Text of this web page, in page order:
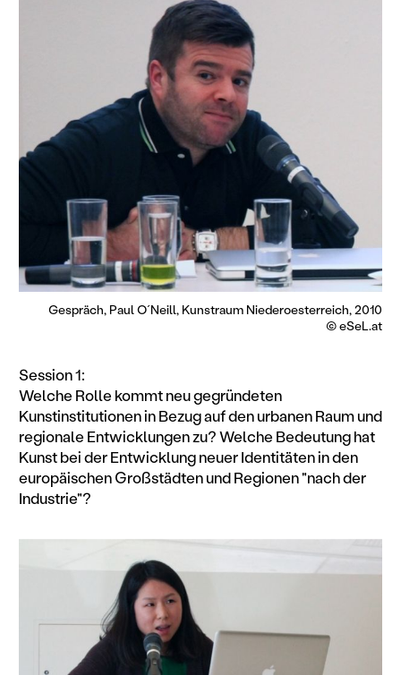
Gespräch, Paul O´Neill, Kunstraum Niederoesterreich, 2010
© eSeL.at
Session 1:
Welche Rolle kommt neu gegründeten
Kunstinstitutionen in Bezug auf den urbanen Raum und
regionale Entwicklungen zu? Welche Bedeutung hat
Kunst bei der Entwicklung neuer Identitäten in den
europäischen Großstädten und Regionen "nach der
Industrie"?